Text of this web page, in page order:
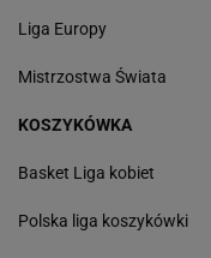
Liga Europy
Mistrzostwa Świata
KOSZYKÓWKA
Basket Liga kobiet
Polska liga koszykówki